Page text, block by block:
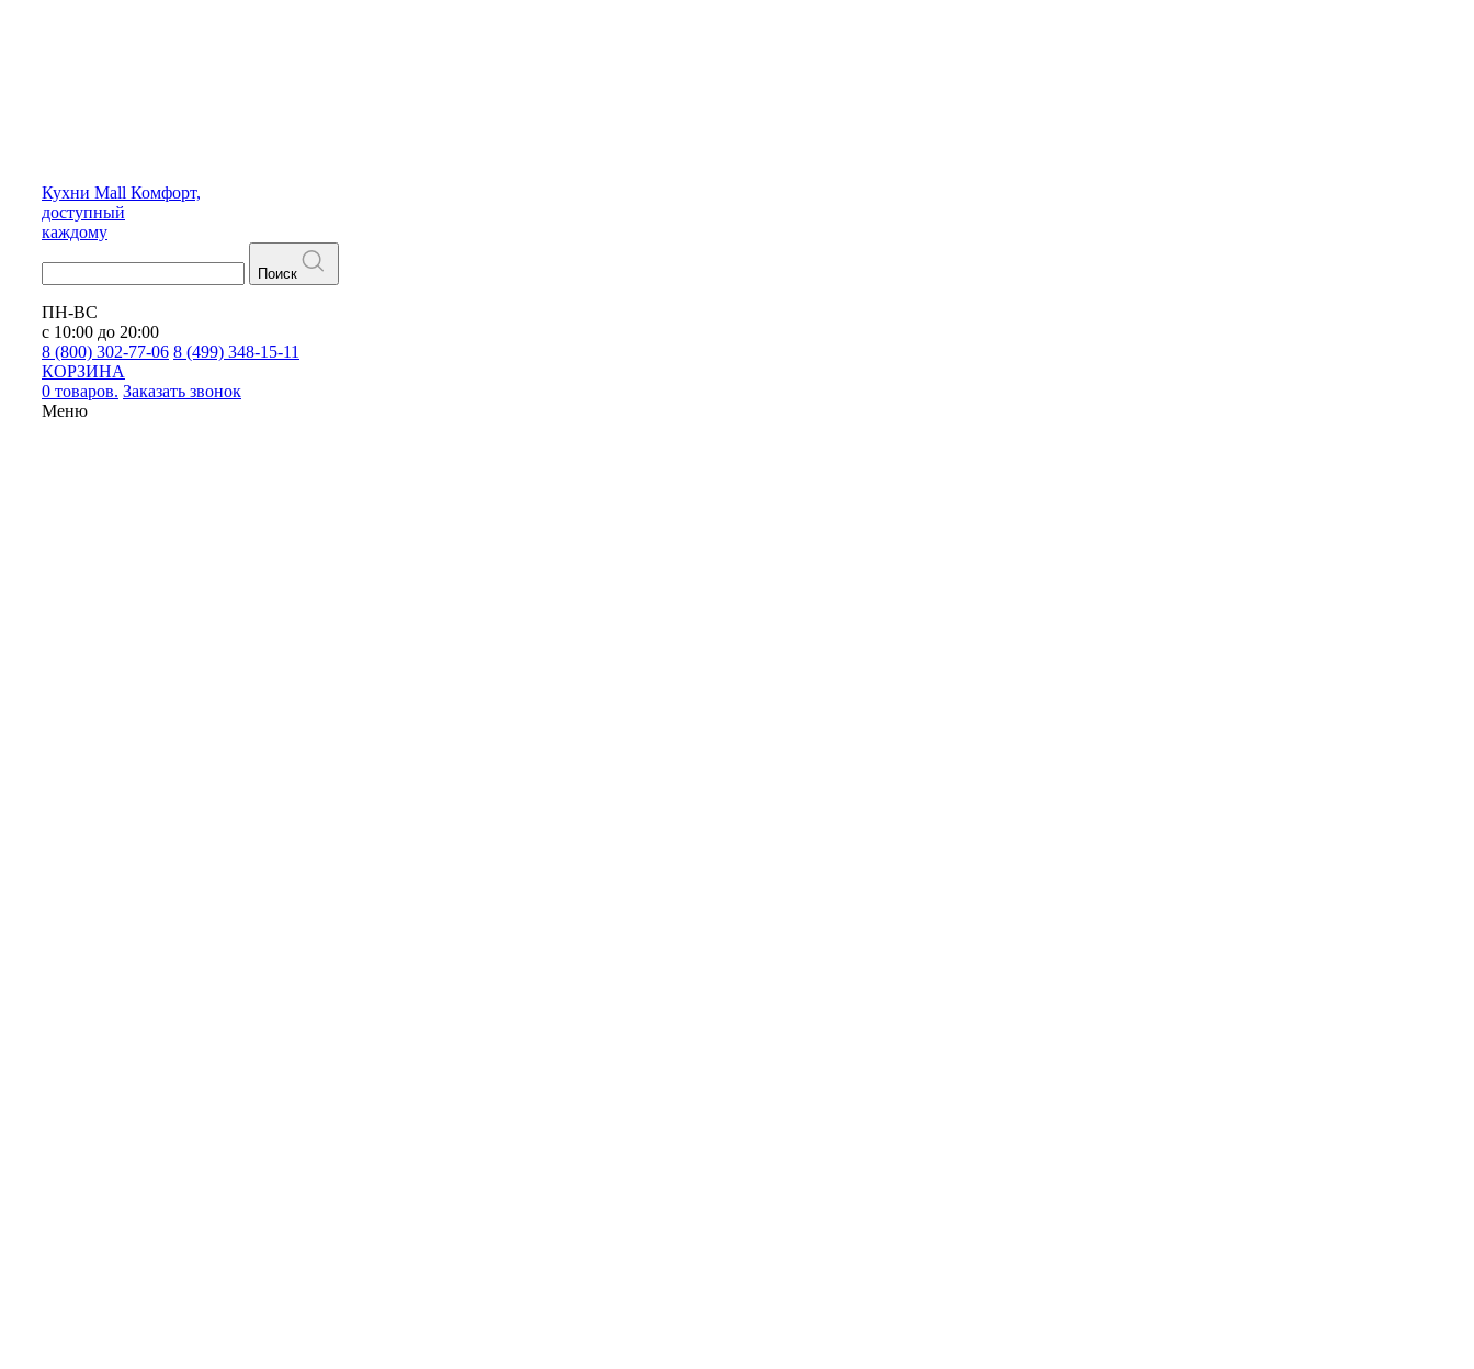
Кухни Mall Комфорт,
доступный
каждому
Поиск
ПН-ВС
с 10:00 до 20:00
8 (800) 302-77-06 8 (499) 348-15-11
КОРЗИНА
0 товаров. Заказать звонок
Меню